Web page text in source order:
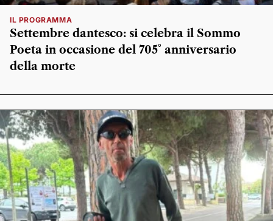
IL PROGRAMMA
Settembre dantesco: si celebra il Sommo
Poeta in occasione del 705° anniversario
della morte